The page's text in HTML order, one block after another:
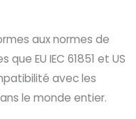
aux normes de
EU IEC 61851 et US
avec les
le monde entier.